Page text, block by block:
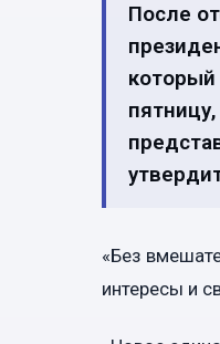
После
«Без
интересы и